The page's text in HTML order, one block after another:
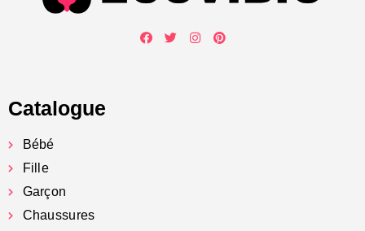
Catalogue
Bébé
Fille
Garçon
Chaussures